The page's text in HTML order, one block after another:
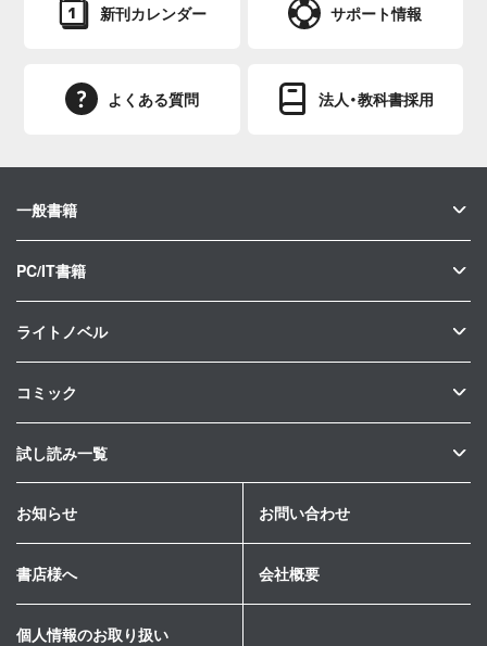
新刊カレンダー サポート情報
よくある質問 法人・教科書採用
一般書籍
PC/IT書籍
ライトノベル
コミック
試し読み一覧
お知らせ お問い合わせ
書店様へ 会社概要
個人情報のお取り扱い